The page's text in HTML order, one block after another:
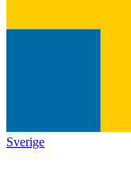
Sverige